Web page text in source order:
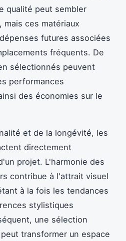
qualité peut sembler
ces matériaux
futures associées
fréquents. De
sélectionnés peuvent
performances
des économies sur le
et de la longévité, les
directement
projet. L'harmonie des
contribue à l'attrait visuel
à la fois les tendances
stylistiques
une sélection
transformer un espace